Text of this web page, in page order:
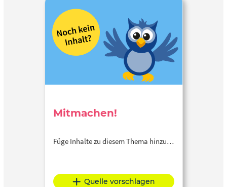
Mitmachen!
Füge Inhalte zu diesem Thema hinzu…
Quelle vorschlagen